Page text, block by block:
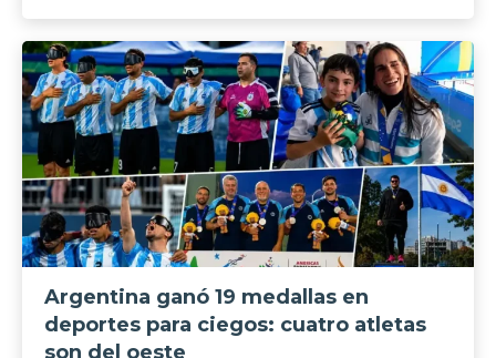
Argentina ganó 19 medallas en
deportes para ciegos: cuatro atletas
son del oeste